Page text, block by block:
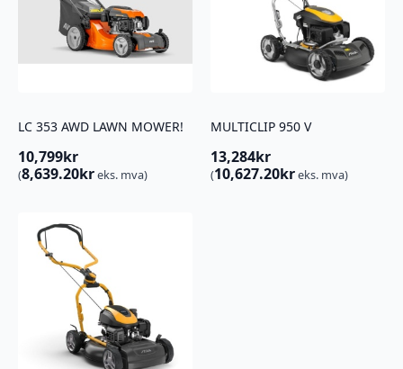
LC 353 AWD LAWN MOWER!
10,799kr
(8,639.20kreks. mva)
MULTICLIP 950 V
13,284kr
(10,627.20kreks. mva)